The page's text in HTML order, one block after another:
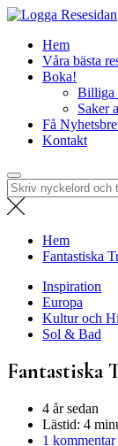
Hoppa
innehåll
Din resa börjar
Hem
Våra bästa
Boka!
Billiga
Saker
Få
Kontakt
Sök
efter:
Hem
Fantastiska
Inspiration
Europa
Kultur och
Sol & Bad
Fantastiska
4 år sedan
Lästid: 4
1 kommentar